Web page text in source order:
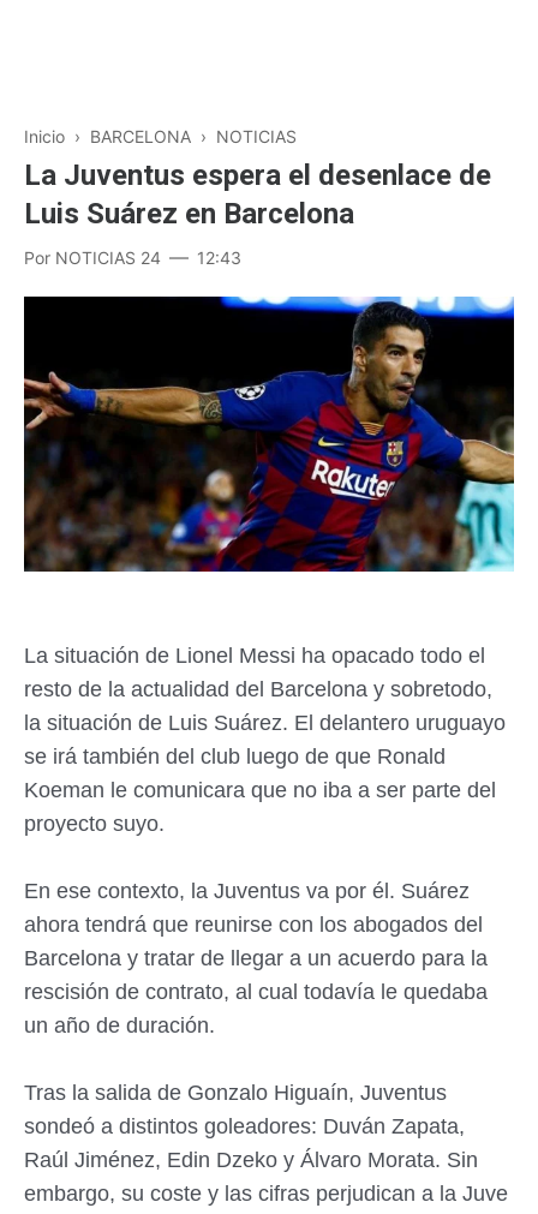
Inicio › BARCELONA › NOTICIAS
La Juventus espera el desenlace de
Luis Suárez en Barcelona
Por NOTICIAS 24 12:43
La situación de Lionel Messi ha opacado todo el
resto de la actualidad del Barcelona y sobretodo,
la situación de Luis Suárez. El delantero uruguayo
se irá también del club luego de que Ronald
Koeman le comunicara que no iba a ser parte del
proyecto suyo.
En ese contexto, la Juventus va por él. Suárez
ahora tendrá que reunirse con los abogados del
Barcelona y tratar de llegar a un acuerdo para la
rescisión de contrato, al cual todavía le quedaba
un año de duración.
Tras la salida de Gonzalo Higuaín, Juventus
sondeó a distintos goleadores: Duván Zapata,
Raúl Jiménez, Edin Dzeko y Álvaro Morata. Sin
embargo, su coste y las cifras perjudican a la Juve